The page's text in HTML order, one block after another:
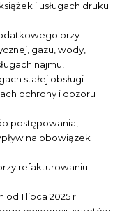
i usługach druku
przy
gazu, wody,
najmu,
stałej obsługi
ochrony i dozoru
postępowania,
na obowiązek
refakturowaniu
1 lipca 2025 r.: